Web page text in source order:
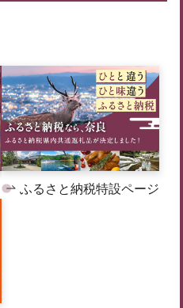
ふるさと納税特設ページ